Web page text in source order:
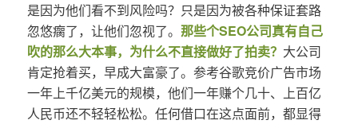
是因为他们看不到风险吗？只是因为被各种保证套路
忽悠瘸了，让他们忽视了。 那些个SEO公司真有自己
吹的那么大本事，为什么不直接做好了拍卖？ 大公司
肯定抢着买，早成大富豪了。参考谷歌竞价广告市场
一年上千亿美元的规模，他们一年赚个几十、上百亿
人民币还不轻轻松松。任何借口在这点面前，都显得